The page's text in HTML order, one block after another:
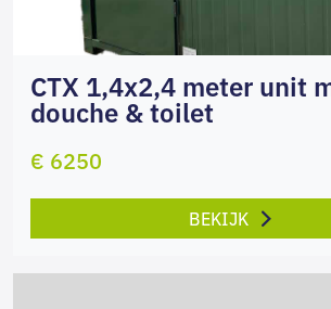
CTX 1,4x2,4 meter unit
douche & toilet
€ 6250
BEKIJK